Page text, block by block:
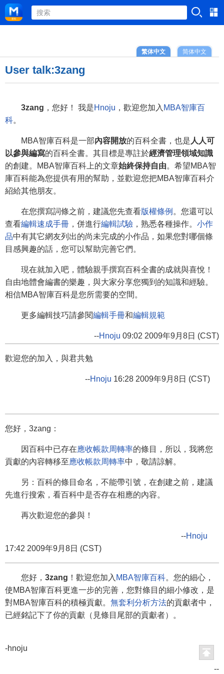
简体中文
繁体中文
User talk:3zang
3zang ，您好！ 我是Hnoju ，歡迎您加入 MBA智庫百
科。
MBA智庫百科是一部內容開放的百科全書，也是 人人可
以參與編寫的百科全書。其目標是專註於經濟管理領域知識
的創建。MBA智庫百科上的文章始終保持自由。希望MBA智
庫百科能為您提供有用的幫助，並歡迎您把MBA智庫百科介
紹給其他朋友。
在您撰寫詞條之前，建議您先查看版權條例 。您還可以
查看編輯速成手冊 ，併進行編輯試驗 ，熟悉各種操作。 小作
品中有其它網友列出的尚未完成的小作品，如果您對哪個條
目感興趣的話，您可以幫助完善它們。
現在就加入吧，體驗親手撰寫百科全書的成就與喜悅！
自由地體會編書的樂趣，與大家分享您獨到的知識和經驗。
相信MBA智庫百科是您所需要的空間。
更多編輯技巧請參閱編輯手冊和編輯規範
--Hnoju 09:02 2009年9月8日 (CST)
歡迎您的加入，與君共勉
--Hnoju 16:28 2009年9月8日 (CST)
您好，3zang：
因百科中已存在應收帳款周轉率的條目，所以，我將您
貢獻的內容轉移至應收帳款周轉率中，敬請諒解。
另：百科的條目命名，不能帶引號，在創建之前，建議
先進行搜索，看百科中是否存在相應的內容。
再次歡迎您的參與！
--Hnoju
17:42 2009年9月8日 (CST)
您好， 3zang ！歡迎您加入 MBA智庫百科。您的細心，
使MBA智庫百科更進一步的完善，您對條目的細小修改，是
對MBA智庫百科的積極貢獻。 無套利分析方法的貢獻者中，
已經銘記下了你的貢獻（見條目尾部的貢獻者）。
-hnoju
--